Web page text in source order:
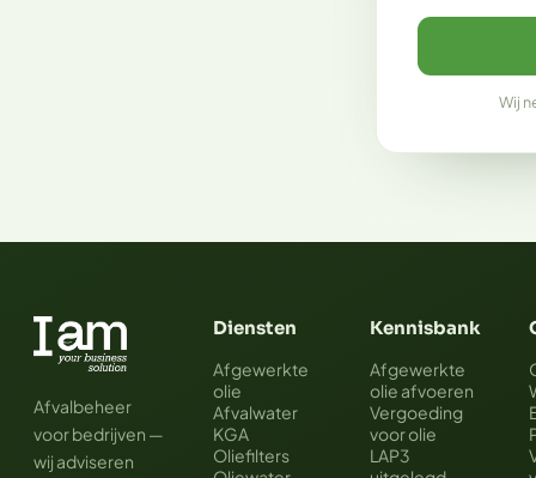
Wij
Afvalbeheer
voor bedrijven —
wij adviseren
Diensten
Afgewerkte
olie
Afvalwater
KGA
Oliefilters
Kennisbank
Afgewerkte
olie afvoeren
Vergoeding
voor olie
LAP3